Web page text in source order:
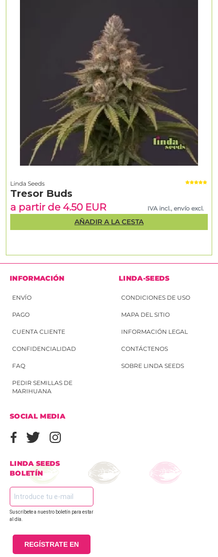
Linda Seeds
Tresor Buds
a partir de 4.50 EUR
IVA incl., envío excl.
AÑADIR A LA CESTA
INFORMACIÓN
ENVÍO
PAGO
CUENTA CLIENTE
CONFIDENCIALIDAD
FAQ
PEDIR SEMILLAS DE
MARIHUANA
LINDA-SEEDS
CONDICIONES DE USO
MAPA DEL SITIO
INFORMACIÓN LEGAL
CONTÁCTENOS
SOBRE LINDA SEEDS
SOCIAL MEDIA
LINDA SEEDS
BOLETÍN
Suscríbete a nuestro boletín para estar
al día.
REGÍSTRATE EN